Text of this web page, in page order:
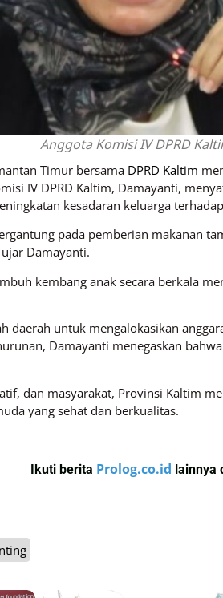
Anggota Komisi IV DPRD
Timur bersama DPRD Kaltim
IV DPRD Kaltim, Damayanti,
kesadaran keluarga
pada pemberian makanan
Damayanti.
kembang anak secara berkala
daerah untuk mengalokasikan
Damayanti menegaskan
dan masyarakat, Provinsi Kaltim
yang sehat dan berkualitas.
Ikuti berita Prolog.co.id lainnya